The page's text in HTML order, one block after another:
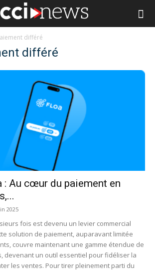
différé
différé
: Au cœur du paiement en
2025
fois est devenu un levier commercial
solution de paiement, auparavant limitée
couvre maintenant une gamme étendue de
devenant un outil essentiel pour fidéliser la
les ventes. Pour tirer pleinement parti du